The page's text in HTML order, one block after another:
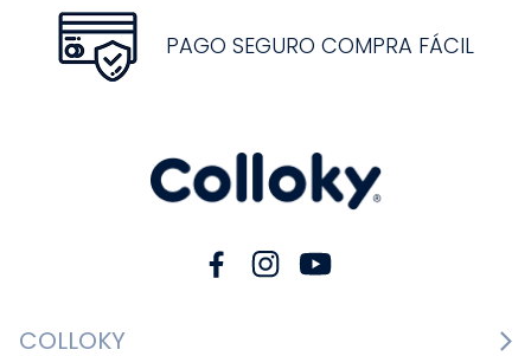
PAGO SEGURO COMPRA FÁCIL
COLLOKY